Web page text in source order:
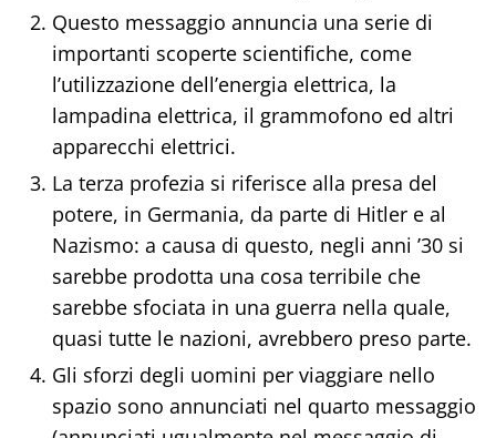
Questo messaggio annuncia una serie di
importanti scoperte scientifiche, come
l’utilizzazione dell’energia elettrica, la
lampadina elettrica, il grammofono ed altri
apparecchi elettrici.
La terza profezia si riferisce alla presa del
potere, in Germania, da parte di Hitler e al
Nazismo: a causa di questo, negli anni ’30 si
sarebbe prodotta una cosa terribile che
sarebbe sfociata in una guerra nella quale,
quasi tutte le nazioni, avrebbero preso parte.
Gli sforzi degli uomini per viaggiare nello
spazio sono annunciati nel quarto messaggio